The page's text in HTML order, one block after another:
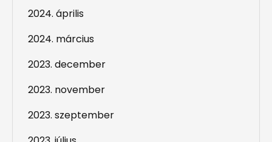
2024. április
2024. március
2023. december
2023. november
2023. szeptember